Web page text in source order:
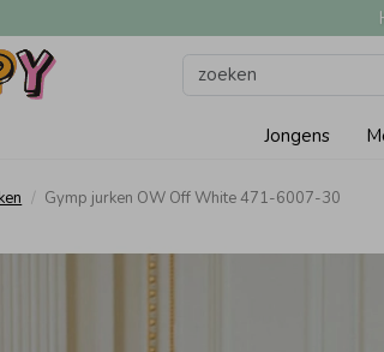
Jongens
Gymp jurken OW Off White 471-6007-30